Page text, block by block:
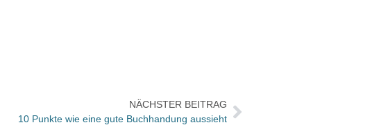
NÄCHSTER BEITRAG
10 Punkte wie eine gute Buchhandung aussieht